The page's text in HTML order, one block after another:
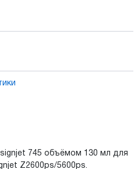
745 объёмом 130 мл для
Z2600ps/5600ps.